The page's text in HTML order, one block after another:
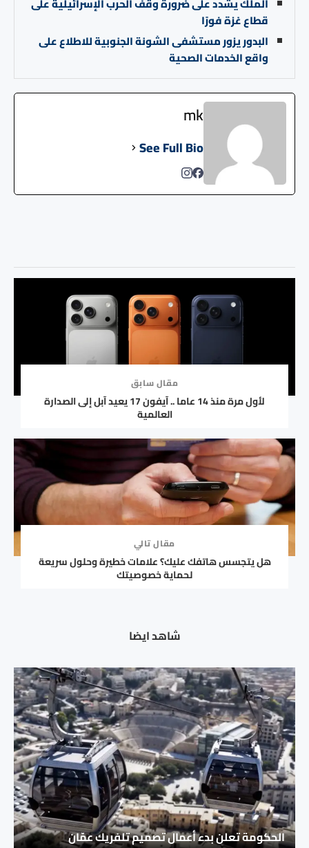
قطاع غزة فورًا
البدور يزور مستشفى الشونة الجنوبية للاطلاع على
واقع الخدمات الصحية
mk
See Full Bio
مقال سابق
لأول مرة منذ 14 عاما .. آيفون 17 يعيد آبل إلى الصدارة
العالمية
مقال تالي
هل يتجسس هاتفك عليك؟ علامات خطيرة وحلول سريعة
لحماية خصوصيتك
شاهد ايضا
الحكومة تعلن بدء أعمال تصميم تلفريك عمّان